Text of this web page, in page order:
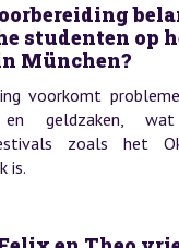
studenten op
München?
voorkomt
en geldzaken,
zoals het
is.